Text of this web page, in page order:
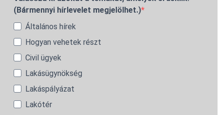
(Bármennyi hírlevelet megjelölhet.)
Általános hírek
Hogyan vehetek részt
Civil ügyek
Lakásügynökség
Lakáspályázat
Lakótér